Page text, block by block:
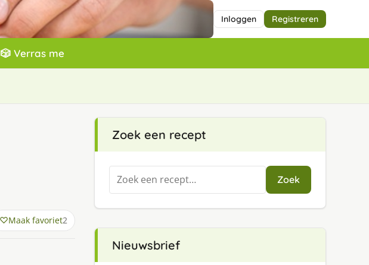
Inloggen Registreren
🎲 Verras me
Maak favoriet2
Zoek een recept
Zoeken
naar:
Zoek
Nieuwsbrief